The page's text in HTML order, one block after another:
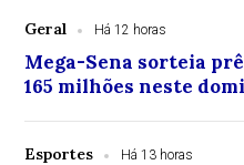
Geral Há 12 horas
Mega-Sena sorteia
165 milhões neste
Esportes Há 13 horas